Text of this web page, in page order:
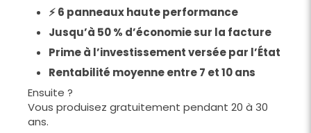
⚡ 6 panneaux haute performance
Jusqu’à 50 % d’économie sur la facture
Prime à l’investissement versée par l’État
Rentabilité moyenne entre 7 et 10 ans
Ensuite ?
Vous produisez gratuitement pendant 20 à 30
ans.